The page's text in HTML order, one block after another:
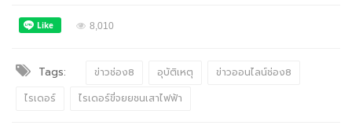
8,010
Tags: ข่าวช่อง8 อุบัติเหตุ
ข่าวออนไลน์ช่อง8
ไรเดอร์
ไรเดอร์ขี่จยยชนเสาไฟฟ้า